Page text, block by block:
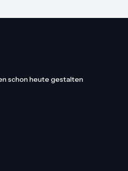
schon heute gestalten